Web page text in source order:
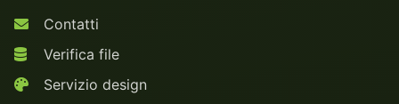
Contatti
Verifica file
Servizio design